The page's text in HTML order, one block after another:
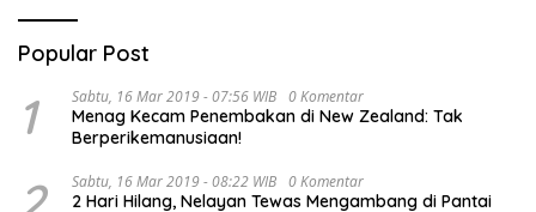
Popular Post
1 Sabtu, 16 Mar 2019 - 07:56 WIB 0 Komentar
Menag Kecam Penembakan di New Zealand: Tak
Berperikemanusiaan!
Sabtu, 16 Mar 2019 - 08:22 WIB 0 Komentar
2 Hari Hilang, Nelayan Tewas Mengambang di Pantai